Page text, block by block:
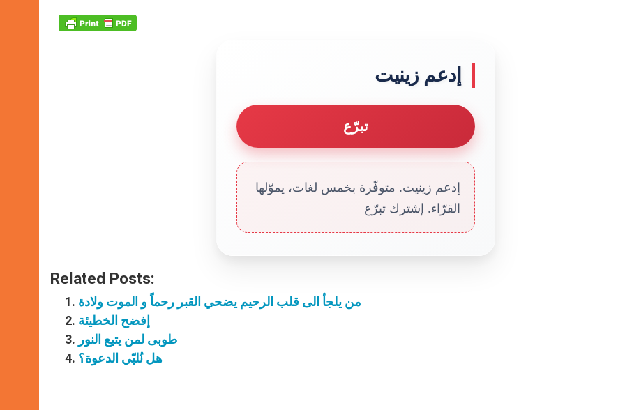
إدعم زينيت
تبرّع
إدعم زينيت. متوفّرة بخمس لغات، يموّلها
القرّاء. إشترك تبرّع
Related Posts:
من يلجأ الى قلب الرحيم يضحي القبر رحماً و الموت ولادة
إفضح الخطيئة
طوبى لمن يتبع النور
هل نُلبّي الدعوة؟